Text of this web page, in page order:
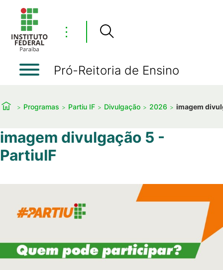
⋮
Pró-Reitoria de Ensino
Programas Partiu IF Divulgação 2026 imagem
imagem divulgação 5 -
PartiuIF